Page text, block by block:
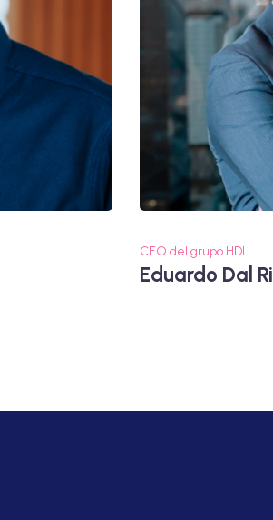
CEO del grupo HDI
Eduardo Dal Ri